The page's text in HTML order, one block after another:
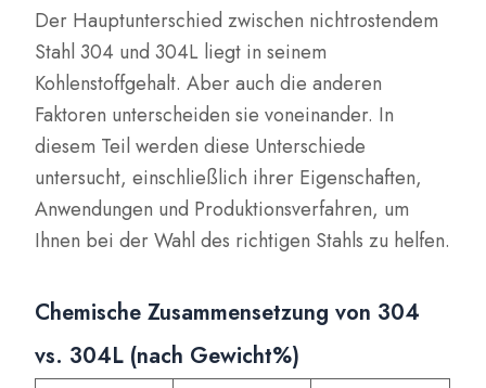
Der Hauptunterschied zwischen nichtrostendem
Stahl 304 und 304L liegt in seinem
Kohlenstoffgehalt. Aber auch die anderen
Faktoren unterscheiden sie voneinander. In
diesem Teil werden diese Unterschiede
untersucht, einschließlich ihrer Eigenschaften,
Anwendungen und Produktionsverfahren, um
Ihnen bei der Wahl des richtigen Stahls zu helfen.
Chemische Zusammensetzung von 304
vs. 304L (nach Gewicht%)